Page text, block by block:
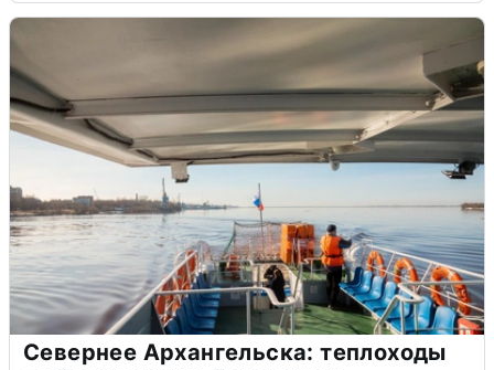
Севернее Архангельска: теплоходы